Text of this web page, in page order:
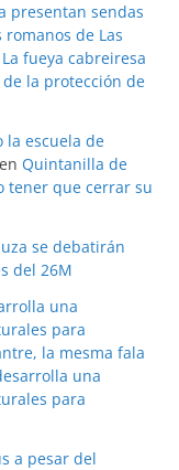
presentan sendas
de Las
fueya cabreiresa
la protección de
la escuela de
en Quintanilla de
tener que cerrar su
se debatirán
del 26M
una
para
la mesma fala
una
para
a pesar del